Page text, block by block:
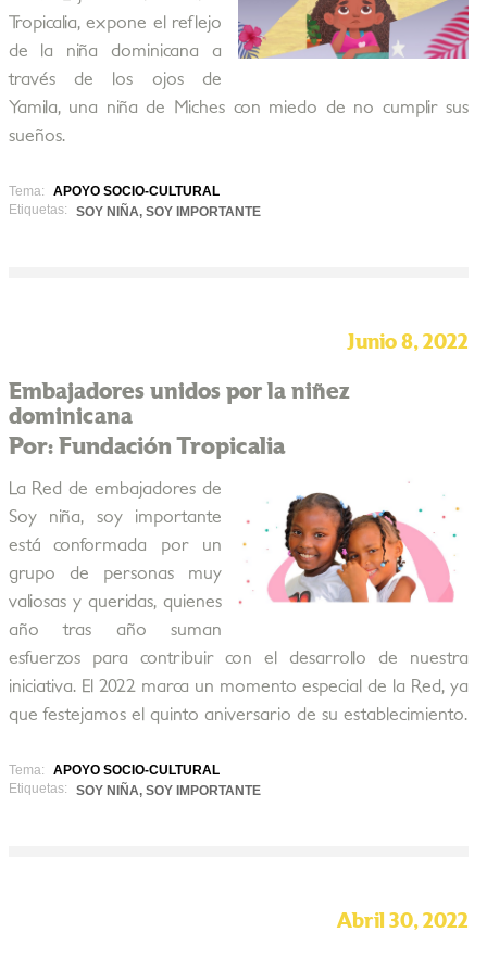
Tropicalia, expone el reflejo
de la niña dominicana a
través de los ojos de
Yamila, una niña de Miches con miedo de no cumplir sus
sueños.
Tema:
APOYO SOCIO-CULTURAL
Etiquetas:
SOY NIÑA, SOY IMPORTANTE
Junio 8, 2022
Embajadores unidos por la niñez
dominicana
Por: Fundación Tropicalia
La Red de embajadores de
Soy niña, soy importante
está conformada por un
grupo de personas muy
valiosas y queridas, quienes
año tras año suman
esfuerzos para contribuir con el desarrollo de nuestra
iniciativa. El 2022 marca un momento especial de la Red, ya
que festejamos el quinto aniversario de su establecimiento.
Tema:
APOYO SOCIO-CULTURAL
Etiquetas:
SOY NIÑA, SOY IMPORTANTE
Abril 30, 2022